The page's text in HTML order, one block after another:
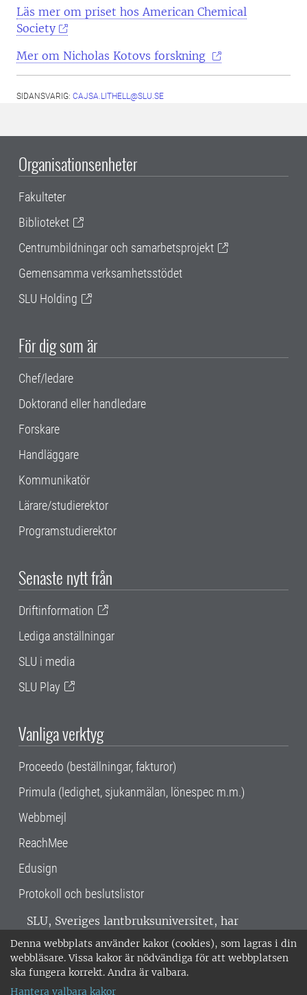
Denna webbplats använder kakor (cookies), som lagras i din
webbläsare. Vissa kakor är nödvändiga för att webbplatsen
ska fungera korrekt. Andra är valbara.
Hantera valbara kakor
Läs mer om priset hos American Chemical
Society
Mer om Nicholas Kotovs forskning
SIDANSVARIG: CAJSA.LITHELL@SLU.SE
Organisationsenheter
Fakulteter
Biblioteket
Centrumbildningar och samarbetsprojekt
Gemensamma verksamhetsstödet
SLU Holding
För dig som är
Chef/ledare
Doktorand eller handledare
Forskare
Handläggare
Kommunikatör
Lärare/studierektor
Programstudierektor
Senaste nytt från
Driftinformation
Lediga anställningar
SLU i media
SLU Play
Vanliga verktyg
Proceedo (beställningar, fakturor)
Primula (ledighet, sjukanmälan, lönespec m.m.)
Webbmejl
ReachMee
Edusign
Protokoll och beslutslistor
SLU, Sveriges lantbruksuniversitet, har
verksamhet över hela Sverige. Huvudorter är
Alnarp, Uppsala och Umeå.SLU är
miljöcertifierat enligt ISO 14001. •
018-67 10 00 • Org nr: 202100-2817 •